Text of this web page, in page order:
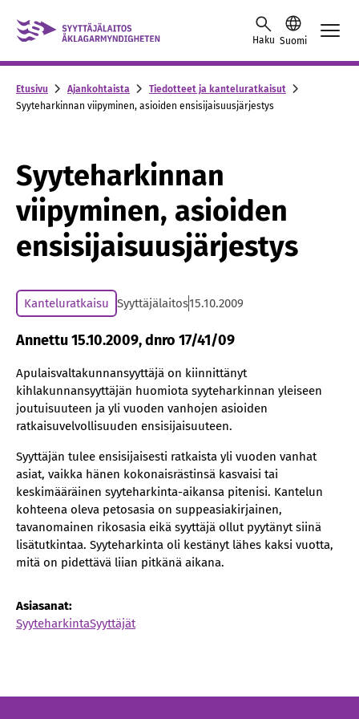
Skip to content -saavutettavuusohje
Haku Suomi
Etusivu Ajankohtaista
Tiedotteet ja kanteluratkaisut
Syyteharkinnan viipyminen, asioiden ensisijaisuusjärjestys
Syyteharkinnan
viipyminen, asioiden
ensisijaisuusjärjestys
Kanteluratkaisu Syyttäjälaitos15.10.2009
Annettu 15.10.2009, dnro 17/41/09
Apulaisvaltakunnansyyttäjä on kiinnittänyt
kihlakunnansyyttäjän huomiota syyteharkinnan yleiseen
joutuisuuteen ja yli vuoden vanhojen asioiden
ratkaisuvelvollisuuden ensisijaisuuteen.
Syyttäjän tulee ensisijaisesti ratkaista yli vuoden vanhat
asiat, vaikka hänen kokonaisrästinsä kasvaisi tai
keskimääräinen syyteharkinta-aikansa pitenisi. Kantelun
kohteena oleva petosasia on suppeasiakirjainen,
tavanomainen rikosasia eikä syyttäjä ollut pyytänyt siinä
lisätutkintaa. Syyteharkinta oli kestänyt lähes kaksi vuotta,
mitä on pidettävä liian pitkänä aikana.
Asiasanat:
SyyteharkintaSyyttäjät